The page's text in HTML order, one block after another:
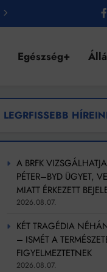
Egészség+
LEGRFISSEBB
A BRFK
PÉTER–BYD ÜGYET,
MIATT ÉRKEZETT
2026.08.07.
KÉT TRAGÉDIA
– ISMÉT A
FIGYELMEZTETNEK
2026.08.07.